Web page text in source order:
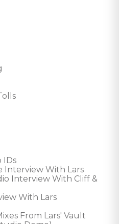
IDs
Interview With Lars
Interview With Cliff &
With Lars
From Lars' Vault